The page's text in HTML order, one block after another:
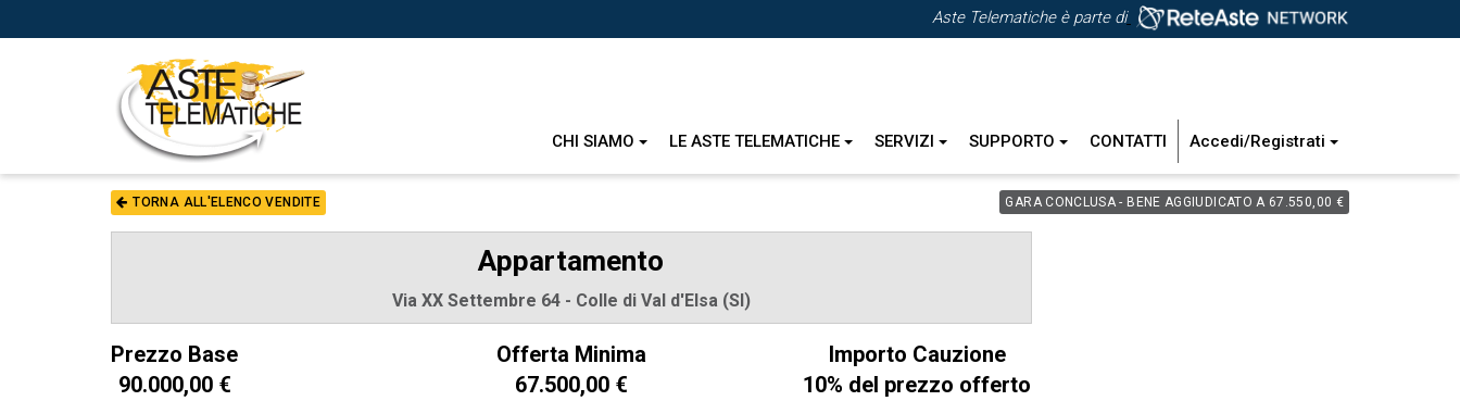
Aste Telematiche è parte di
CHI SIAMO LE ASTE TELEMATICHE SERVIZI SUPPORTO CONTATTI Accedi/Registrati
TORNA ALL'ELENCO VENDITE GARA CONCLUSA - BENE AGGIUDICATO A 67.550,00 €
Appartamento
Via XX Settembre 64 - Colle di Val d'Elsa (SI)
Prezzo Base
90.000,00 €
Offerta Minima
67.500,00 €
Importo Cauzione
10% del prezzo offerto